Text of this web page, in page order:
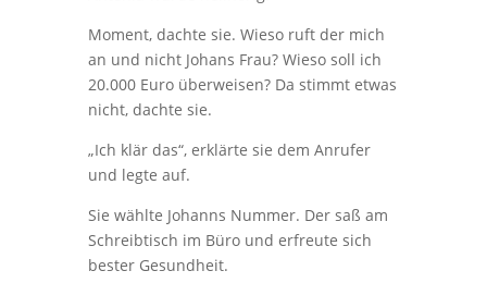
Moment, dachte sie. Wieso ruft der mich
an und nicht Johans Frau? Wieso soll ich
20.000 Euro überweisen? Da stimmt etwas
nicht, dachte sie.
„Ich klär das“, erklärte sie dem Anrufer
und legte auf.
Sie wählte Johanns Nummer. Der saß am
Schreibtisch im Büro und erfreute sich
bester Gesundheit.